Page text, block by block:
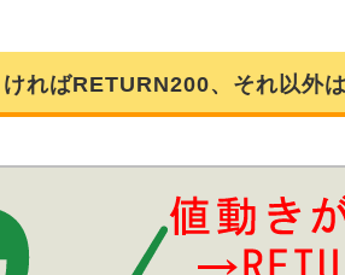
ればRETURN200、それ以外